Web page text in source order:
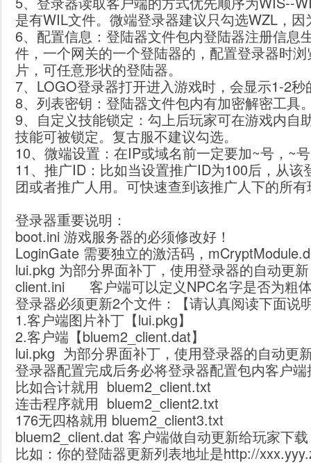
是有WIL文件。微端登录器建议只勾选WZL，
6、配置信息：登陆器文件包内登陆器注册信
件，一个网关的一个登陆器的，配置登录器时
片，可任意形状的登陆器。
7、LOGO登录器打开进入游戏时，会显示1-2
8、列表密钥：登陆器文件包内有加密解密工
9、自定义技能锁定：勾上后玩家可在游戏内
技能可被锁定。复古服不建议勾选。
10、微端设置：在IP或域名前一定要加~号，~
11、推广ID：比如当设置推广ID为100后，从
团或者推广人用。可快速查到该推广人下的所
登录器重要说明：
boot.ini 游戏服务器的必须修改好！
LoginGate 需要独立的激活码，
lui.pkg 为部分界面补丁，使用登录器的自动更
client.ini 客户端可以定义NPC名字是否为粗
登录器必须更新2个文件：【请认真阅读下面说
1.客户端图片补丁【lui.pkg】
2.客户端【bluem2_client.dat】
lui.pkg 为部分界面补丁，使用登录器的自动更
登录器配置完成后务必将登录器配置包内客户
比如合计就用 bluem2_client.txt
连击程序就用 bluem2_client2.txt
176无四格就用 bluem2_client3.txt
bluem2_client.dat 客户端做自动更新给玩家下载
比如：你的登陆器更新列表地址是http://